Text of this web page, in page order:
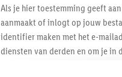
Als je hier toestemming geeft
aanmaakt of inlogt op jouw
identifier maken met het e-
diensten van derden en om je in